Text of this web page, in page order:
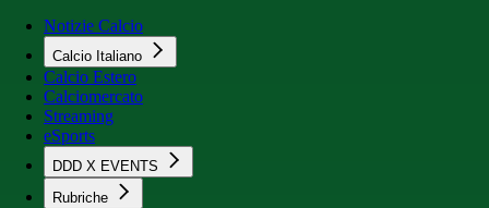
Notizie Calcio
Calcio Italiano
Calcio Estero
Calciomercato
Streaming
eSports
DDD X EVENTS
Rubriche